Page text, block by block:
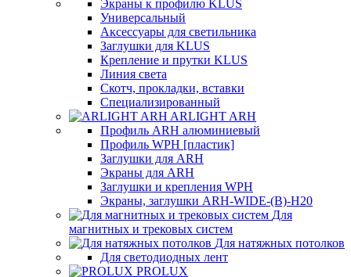
Экраны к профилю KLUS
Универсальный
Аксессуары для светильника
Заглушки для KLUS
Крепление и прутки KLUS
Линия света
Скотч, прокладки, вставки
Специализированный
ARLIGHT ARH
Профиль ARH алюминиевый
Профиль WPH [пластик]
Заглушки для ARH
Экраны для ARH
Заглушки и крепления WPH
Экраны, заглушки ARH-WIDE-(B)-H20
Для
магнитных и трековых систем
Для натяжных потолков
Для светодиодных лент
PROLUX